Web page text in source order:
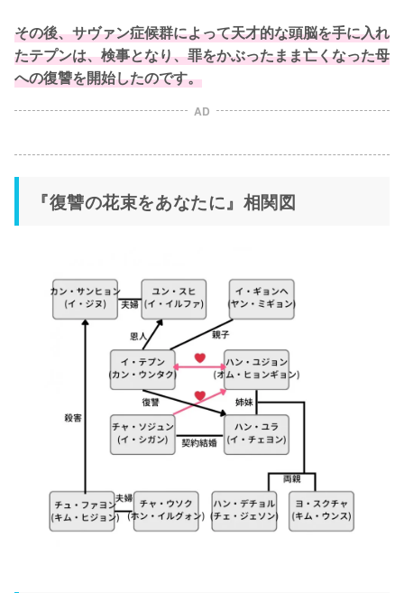
その後、サヴァン症候群によって天才的な頭脳を手に入れ
たテプンは、検事となり、罪をかぶったまま亡くなった母
への復讐を開始したのです。
AD
『復讐の花束をあなたに』相関図